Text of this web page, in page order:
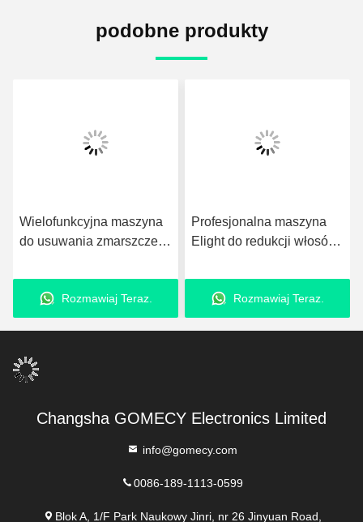
podobne produkty
Wielofunkcyjna maszyna
do usuwania zmarszczek i
usuwania włosów i
odmłodzenia skóry
Rozmawiaj Teraz.
Profesjonalna maszyna
Elight do redukcji włosów
usuwania trądziku i
pigmentuRozmawiaj Teraz.
Changsha GOMECY Electronics Limited
info@gomecy.com
0086-189-1113-0599
Blok A, 1/F Park Naukowy Jinri, nr 26 Jinyuan Road,